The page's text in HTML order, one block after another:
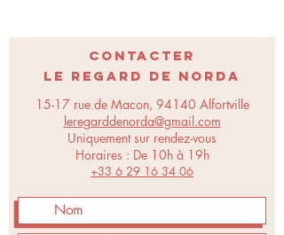
CONTACTER
LE REGARD DE NORDA
15-17 rue de Macon, 94140 Alfortville
leregarddenorda@gmail.com
Uniquement sur rendez-vous
Horaires : De 10h à 19h
+33 6 29 16 34 06